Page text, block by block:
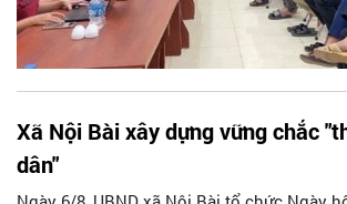
Xã Nội Bài xây dựng vững chắc
dân"